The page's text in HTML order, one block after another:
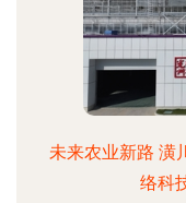
未来农业新路 潢
络科